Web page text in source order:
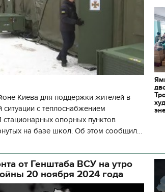
Киева для поддержки жителей в
ситуации с теплоснабжением
стационарных опорных пунктов
на базе школ. Об этом сообщил
от Генштаба ВСУ на утро
20 ноября 2024 года